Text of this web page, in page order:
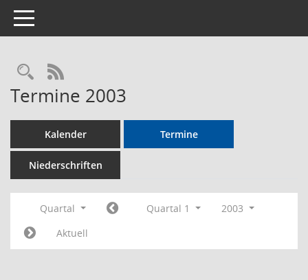
Toggle navigation
Rechercheauswahl
RSS-Feed
Termine 2003
Kalender Termine
Niederschriften
Quartal Quartal 1
2003
Aktuell